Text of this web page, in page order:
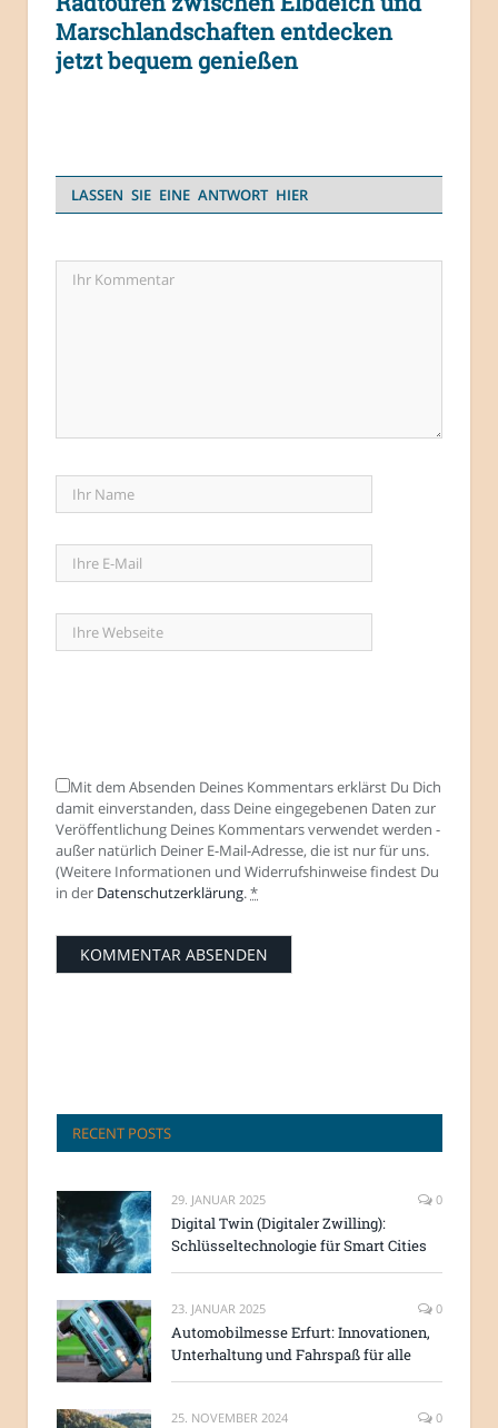
Marschlandschaften entdecken
jetzt bequem genießen
LASSEN SIE EINE ANTWORT HIER
Mit dem Absenden Deines Kommentars erklärst Du Dich
damit einverstanden, dass Deine eingegebenen Daten zur
Veröffentlichung Deines Kommentars verwendet werden -
außer natürlich Deiner E-Mail-Adresse, die ist nur für uns.
(Weitere Informationen und Widerrufshinweise findest Du
in der Datenschutzerklärung.*
RECENT POSTS
29. JANUAR 2025 0
Digital Twin (Digitaler Zwilling):
Schlüsseltechnologie für Smart Cities
23. JANUAR 2025 0
Automobilmesse Erfurt: Innovationen,
Unterhaltung und Fahrspaß für alle
25. NOVEMBER 2024 0